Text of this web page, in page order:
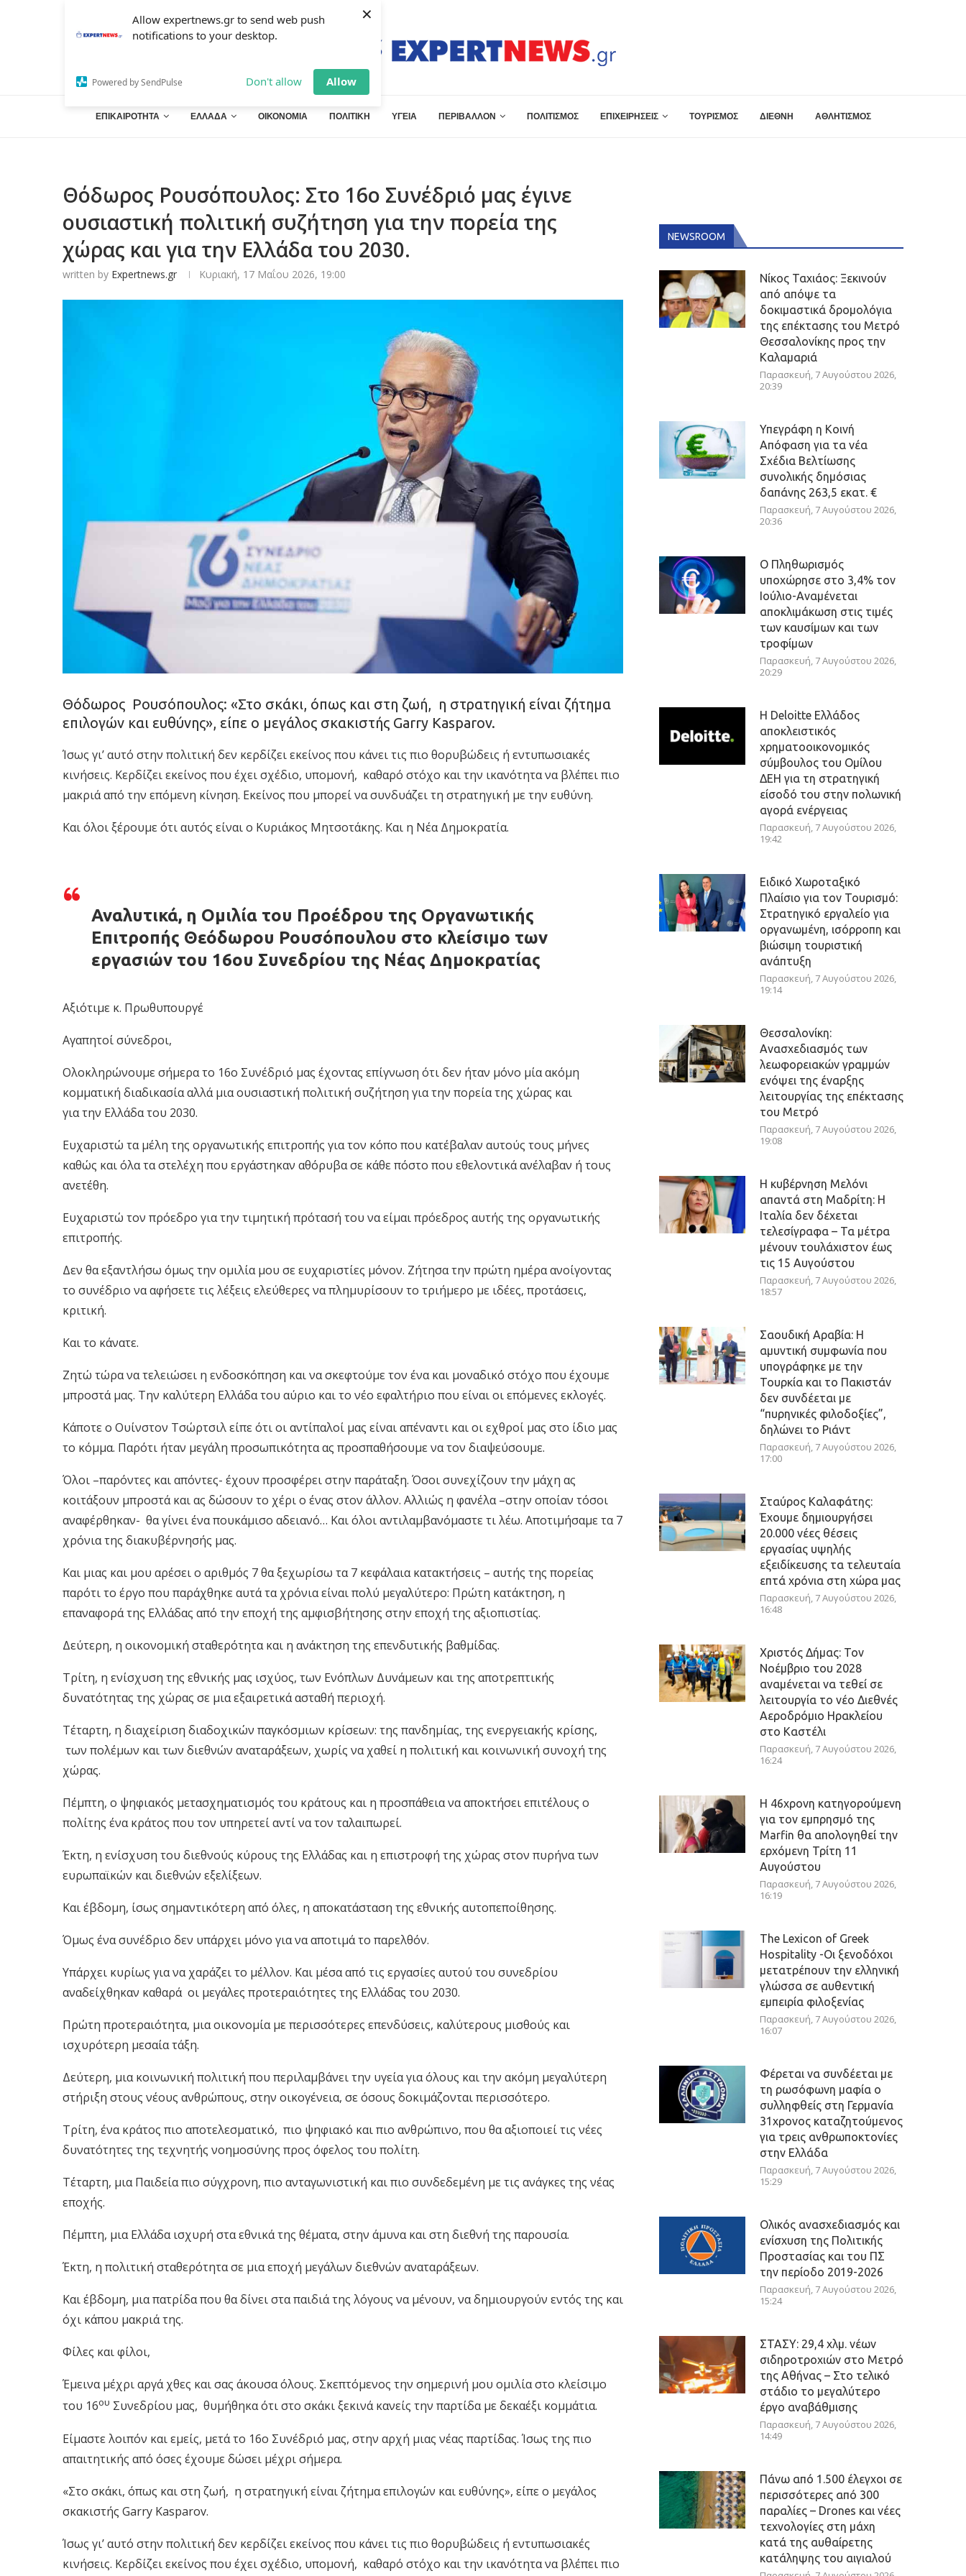
Allow expertnews.gr to send web push
notifications to your desktop.
Powered by SendPulse Don't allow Allow
×
ΕΠΙΚΑΙΡΟΤΗΤΑ ΕΛΛΑΔΑ ΟΙΚΟΝΟΜΙΑ ΠΟΛΙΤΙΚΗ ΥΓΕΙΑ ΠΕΡΙΒΑΛΛΟΝ ΠΟΛΙΤΙΣΜΟΣ ΕΠΙΧΕΙΡΗΣΕΙΣ ΤΟΥΡΙΣΜΟΣ ΔΙΕΘΝΗ ΑΘΛΗΤΙΣΜΟΣ
Θόδωρος Ρουσόπουλος: Στο 16ο Συνέδριό μας έγινε
ουσιαστική πολιτική συζήτηση για την πορεία της
χώρας και για την Ελλάδα του 2030.
written by Expertnews.gr Κυριακή, 17 Μαΐου 2026, 19:00
Θόδωρος Ρουσόπουλος: «Στο σκάκι, όπως και στη ζωή, η στρατηγική είναι ζήτημα
επιλογών και ευθύνης», είπε ο μεγάλος σκακιστής Garry Kasparov.
Ίσως γι’ αυτό στην πολιτική δεν κερδίζει εκείνος που κάνει τις πιο θορυβώδεις ή εντυπωσιακές
κινήσεις. Κερδίζει εκείνος που έχει σχέδιο, υπομονή, καθαρό στόχο και την ικανότητα να βλέπει πιο
μακριά από την επόμενη κίνηση. Εκείνος που μπορεί να συνδυάζει τη στρατηγική με την ευθύνη.
Και όλοι ξέρουμε ότι αυτός είναι ο Κυριάκος Μητσοτάκης. Και η Νέα Δημοκρατία.
Αναλυτικά, η Ομιλία του Προέδρου της Οργανωτικής
Επιτροπής Θεόδωρου Ρουσόπουλου στο κλείσιμο των
εργασιών του 16ου Συνεδρίου της Νέας Δημοκρατίας
Αξιότιμε κ. Πρωθυπουργέ
Αγαπητοί σύνεδροι,
Ολοκληρώνουμε σήμερα το 16ο Συνέδριό μας έχοντας επίγνωση ότι δεν ήταν μόνο μία ακόμη
κομματική διαδικασία αλλά μια ουσιαστική πολιτική συζήτηση για την πορεία της χώρας και
για την Ελλάδα του 2030.
Ευχαριστώ τα μέλη της οργανωτικής επιτροπής για τον κόπο που κατέβαλαν αυτούς τους μήνες
καθώς και όλα τα στελέχη που εργάστηκαν αθόρυβα σε κάθε πόστο που εθελοντικά ανέλαβαν ή τους
ανετέθη.
Ευχαριστώ τον πρόεδρο για την τιμητική πρότασή του να είμαι πρόεδρος αυτής της οργανωτικής
επιτροπής.
Δεν θα εξαντλήσω όμως την ομιλία μου σε ευχαριστίες μόνον. Ζήτησα την πρώτη ημέρα ανοίγοντας
το συνέδριο να αφήσετε τις λέξεις ελεύθερες να πλημυρίσουν το τριήμερο με ιδέες, προτάσεις,
κριτική.
Και το κάνατε.
Ζητώ τώρα να τελειώσει η ενδοσκόπηση και να σκεφτούμε τον ένα και μοναδικό στόχο που έχουμε
μπροστά μας. Την καλύτερη Ελλάδα του αύριο και το νέο εφαλτήριο που είναι οι επόμενες εκλογές.
Κάποτε ο Ουίνστον Τσώρτσιλ είπε ότι οι αντίπαλοί μας είναι απέναντι και οι εχθροί μας στο ίδιο μας
το κόμμα. Παρότι ήταν μεγάλη προσωπικότητα ας προσπαθήσουμε να τον διαψεύσουμε.
Όλοι –παρόντες και απόντες- έχουν προσφέρει στην παράταξη. Όσοι συνεχίζουν την μάχη ας
κοιτάξουν μπροστά και ας δώσουν το χέρι ο ένας στον άλλον. Αλλιώς η φανέλα –στην οποίαν τόσοι
αναφέρθηκαν- θα γίνει ένα πουκάμισο αδειανό… Και όλοι αντιλαμβανόμαστε τι λέω. Αποτιμήσαμε τα 7
χρόνια της διακυβέρνησής μας.
Και μιας και μου αρέσει ο αριθμός 7 θα ξεχωρίσω τα 7 κεφάλαια κατακτήσεις – αυτής της πορείας
παρότι το έργο που παράχθηκε αυτά τα χρόνια είναι πολύ μεγαλύτερο: Πρώτη κατάκτηση, η
επαναφορά της Ελλάδας από την εποχή της αμφισβήτησης στην εποχή της αξιοπιστίας.
Δεύτερη, η οικονομική σταθερότητα και η ανάκτηση της επενδυτικής βαθμίδας.
Τρίτη, η ενίσχυση της εθνικής μας ισχύος, των Ενόπλων Δυνάμεων και της αποτρεπτικής
δυνατότητας της χώρας σε μια εξαιρετικά ασταθή περιοχή.
Τέταρτη, η διαχείριση διαδοχικών παγκόσμιων κρίσεων: της πανδημίας, της ενεργειακής κρίσης,
των πολέμων και των διεθνών αναταράξεων, χωρίς να χαθεί η πολιτική και κοινωνική συνοχή της
χώρας.
Πέμπτη, ο ψηφιακός μετασχηματισμός του κράτους και η προσπάθεια να αποκτήσει επιτέλους ο
πολίτης ένα κράτος που τον υπηρετεί αντί να τον ταλαιπωρεί.
Έκτη, η ενίσχυση του διεθνούς κύρους της Ελλάδας και η επιστροφή της χώρας στον πυρήνα των
ευρωπαϊκών και διεθνών εξελίξεων.
Και έβδομη, ίσως σημαντικότερη από όλες, η αποκατάσταση της εθνικής αυτοπεποίθησης.
Όμως ένα συνέδριο δεν υπάρχει μόνο για να αποτιμά το παρελθόν.
Υπάρχει κυρίως για να χαράζει το μέλλον. Και μέσα από τις εργασίες αυτού του συνεδρίου
αναδείχθηκαν καθαρά οι μεγάλες προτεραιότητες της Ελλάδας του 2030.
Πρώτη προτεραιότητα, μια οικονομία με περισσότερες επενδύσεις, καλύτερους μισθούς και
ισχυρότερη μεσαία τάξη.
Δεύτερη, μια κοινωνική πολιτική που περιλαμβάνει την υγεία για όλους και την ακόμη μεγαλύτερη
στήριξη στους νέους ανθρώπους, στην οικογένεια, σε όσους δοκιμάζονται περισσότερο.
Τρίτη, ένα κράτος πιο αποτελεσματικό, πιο ψηφιακό και πιο ανθρώπινο, που θα αξιοποιεί τις νέες
δυνατότητες της τεχνητής νοημοσύνης προς όφελος του πολίτη.
Τέταρτη, μια Παιδεία πιο σύγχρονη, πιο ανταγωνιστική και πιο συνδεδεμένη με τις ανάγκες της νέας
εποχής.
Πέμπτη, μια Ελλάδα ισχυρή στα εθνικά της θέματα, στην άμυνα και στη διεθνή της παρουσία.
Έκτη, η πολιτική σταθερότητα σε μια εποχή μεγάλων διεθνών αναταράξεων.
Και έβδομη, μια πατρίδα που θα δίνει στα παιδιά της λόγους να μένουν, να δημιουργούν εντός της και
όχι κάπου μακριά της.
Φίλες και φίλοι,
Έμεινα μέχρι αργά χθες και σας άκουσα όλους. Σκεπτόμενος την σημερινή μου ομιλία στο κλείσιμο
του 16ου Συνεδρίου μας, θυμήθηκα ότι στο σκάκι ξεκινά κανείς την παρτίδα με δεκαέξι κομμάτια.
Είμαστε λοιπόν και εμείς, μετά το 16ο Συνέδριό μας, στην αρχή μιας νέας παρτίδας. Ίσως της πιο
απαιτητικής από όσες έχουμε δώσει μέχρι σήμερα.
«Στο σκάκι, όπως και στη ζωή, η στρατηγική είναι ζήτημα επιλογών και ευθύνης», είπε ο μεγάλος
σκακιστής Garry Kasparov.
Ίσως γι’ αυτό στην πολιτική δεν κερδίζει εκείνος που κάνει τις πιο θορυβώδεις ή εντυπωσιακές
κινήσεις. Κερδίζει εκείνος που έχει σχέδιο, υπομονή, καθαρό στόχο και την ικανότητα να βλέπει πιο
NEWSROOM
Νίκος Ταχιάος: Ξεκινούν
από απόψε τα
δοκιμαστικά δρομολόγια
της επέκτασης του Μετρό
Θεσσαλονίκης προς την
Καλαμαριά
Παρασκευή, 7 Αυγούστου 2026,
20:39
Υπεγράφη η Κοινή
Απόφαση για τα νέα
Σχέδια Βελτίωσης
συνολικής δημόσιας
δαπάνης 263,5 εκατ. €
Παρασκευή, 7 Αυγούστου 2026,
20:36
Ο Πληθωρισμός
υποχώρησε στο 3,4% τον
Ιούλιο-Αναμένεται
αποκλιμάκωση στις τιμές
των καυσίμων και των
τροφίμων
Παρασκευή, 7 Αυγούστου 2026,
20:29
Η Deloitte Ελλάδος
αποκλειστικός
χρηματοοικονομικός
σύμβουλος του Ομίλου
ΔΕΗ για τη στρατηγική
είσοδό του στην πολωνική
αγορά ενέργειας
Παρασκευή, 7 Αυγούστου 2026,
19:42
Ειδικό Χωροταξικό
Πλαίσιο για τον Τουρισμό:
Στρατηγικό εργαλείο για
οργανωμένη, ισόρροπη και
βιώσιμη τουριστική
ανάπτυξη
Παρασκευή, 7 Αυγούστου 2026,
19:14
Θεσσαλονίκη:
Ανασχεδιασμός των
λεωφορειακών γραμμών
ενόψει της έναρξης
λειτουργίας της επέκτασης
του Μετρό
Παρασκευή, 7 Αυγούστου 2026,
19:08
Η κυβέρνηση Μελόνι
απαντά στη Μαδρίτη: Η
Ιταλία δεν δέχεται
τελεσίγραφα – Τα μέτρα
μένουν τουλάχιστον έως
τις 15 Αυγούστου
Παρασκευή, 7 Αυγούστου 2026,
18:57
Σαουδική Αραβία: Η
αμυντική συμφωνία που
υπογράφηκε με την
Τουρκία και το Πακιστάν
δεν συνδέεται με
“πυρηνικές φιλοδοξίες”,
δηλώνει το Ριάντ
Παρασκευή, 7 Αυγούστου 2026,
17:00
Σταύρος Καλαφάτης:
Έχουμε δημιουργήσει
20.000 νέες θέσεις
εργασίας υψηλής
εξειδίκευσης τα τελευταία
επτά χρόνια στη χώρα μας
Παρασκευή, 7 Αυγούστου 2026,
16:48
Χριστός Δήμας: Τον
Νοέμβριο του 2028
αναμένεται να τεθεί σε
λειτουργία το νέο Διεθνές
Αεροδρόμιο Ηρακλείου
στο Καστέλι
Παρασκευή, 7 Αυγούστου 2026,
16:24
Η 46χρονη κατηγορούμενη
για τον εμπρησμό της
Marfin θα απολογηθεί την
ερχόμενη Τρίτη 11
Αυγούστου
Παρασκευή, 7 Αυγούστου 2026,
16:19
The Lexicon of Greek
Hospitality -Οι ξενοδόχοι
μετατρέπουν την ελληνική
γλώσσα σε αυθεντική
εμπειρία φιλοξενίας
Παρασκευή, 7 Αυγούστου 2026,
16:07
Φέρεται να συνδέεται με
τη ρωσόφωνη μαφία ο
συλληφθείς στη Γερμανία
31χρονος καταζητούμενος
για τρεις ανθρωποκτονίες
στην Ελλάδα
Παρασκευή, 7 Αυγούστου 2026,
15:29
Ολικός ανασχεδιασμός και
ενίσχυση της Πολιτικής
Προστασίας και του ΠΣ
την περίοδο 2019-2026
Παρασκευή, 7 Αυγούστου 2026,
15:24
ΣΤΑΣΥ: 29,4 χλμ. νέων
σιδηροτροχιών στο Μετρό
της Αθήνας – Στο τελικό
στάδιο το μεγαλύτερο
έργο αναβάθμισης
Παρασκευή, 7 Αυγούστου 2026,
14:49
Πάνω από 1.500 έλεγχοι σε
περισσότερες από 300
παραλίες – Drones και νέες
τεχνολογίες στη μάχη
κατά της αυθαίρετης
κατάληψης του αιγιαλού